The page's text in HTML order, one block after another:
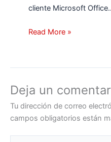
cliente Microsoft
Read More »
Deja un
Tu dirección de correo
campos obligatorios están